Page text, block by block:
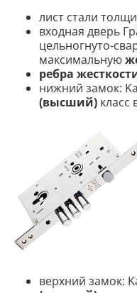
лист стали
входная дверь
цельногнуто-
максимальную
ребра
нижний замок:
(высший) класс
верхний замок: